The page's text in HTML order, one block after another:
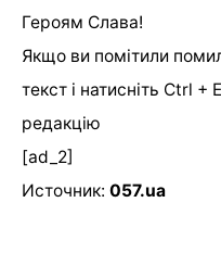
Героям Слава!
Якщо ви помітили
текст і натисніть Ctrl
редакцію
[ad_2]
Источник: 057.ua